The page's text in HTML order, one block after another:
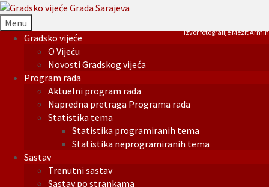
Menu
Gradsko vijeće
O Vijeću
Novosti Gradskog vijeća
Program rada
Aktuelni program rada
Napredna pretraga Programa rada
Statistika tema
Statistika programiranih tema
Statistika neprogramiranih tema
Sastav
Trenutni sastav
Sastav po strankama
Izvor fotografije Mezit Armin